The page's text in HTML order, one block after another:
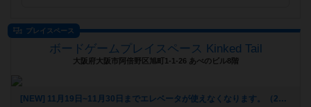
プレイスペース
ボードゲームプレイスペース Kinked Tail
大阪府大阪市阿倍野区旭町1-1-26 あべのビル8階
[NEW] 11月19日~11月30日までエレベータが使えなくなります。（2025年10月20日 16時13分）